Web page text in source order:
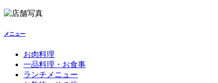
メニュー
お肉料理
一品料理・お食事
ランチメニュー